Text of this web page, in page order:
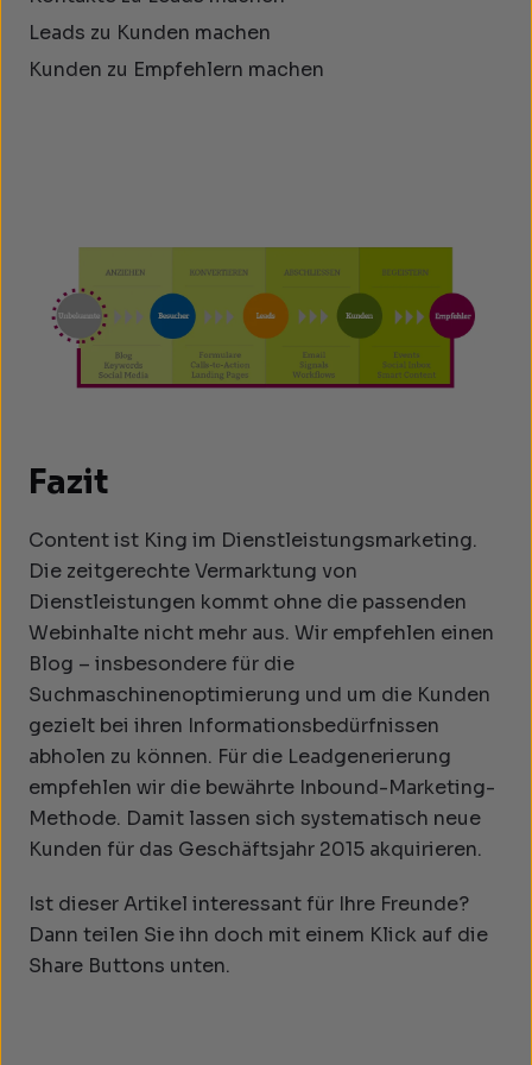
Leads zu Kunden machen
Kunden zu Empfehlern machen
Fazit
Content ist King im Dienstleistungsmarketing.
Die zeitgerechte Vermarktung von
Dienstleistungen kommt ohne die passenden
Webinhalte nicht mehr aus. Wir empfehlen einen
Blog – insbesondere für die
Suchmaschinenoptimierung und um die Kunden
gezielt bei ihren Informationsbedürfnissen
abholen zu können. Für die Leadgenerierung
empfehlen wir die bewährte Inbound-Marketing-
Methode. Damit lassen sich systematisch neue
Kunden für das Geschäftsjahr 2015 akquirieren.
Ist dieser Artikel interessant für Ihre Freunde?
Dann teilen Sie ihn doch mit einem Klick auf die
Share Buttons unten.